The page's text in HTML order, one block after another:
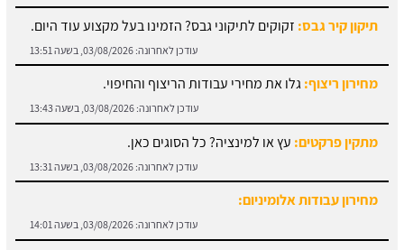
מחירון ריצוף:גלו את מחירי עבודות הריצוף והחיפוי.
עודכן לאחרונה: 03/08/2026, בשעה 13:43
מתקין פרקטים:עץ או למינציה? כל הסוגים כאן.
עודכן לאחרונה:03/08/2026, בשעה 13:31
מחירון עבודות אלומיניום:
עודכן לאחרונה: 03/08/2026, בשעה 14:01
חוזה קבלן שלד:מידע והורדת הסכם מול קבלן שלד.
עודכן לאחרונה: 03/08/2026, בשעה 13:57